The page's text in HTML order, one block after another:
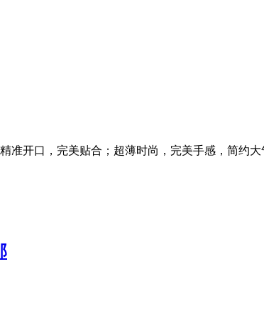
准开口，完美贴合；超薄时尚，完美手感，简约